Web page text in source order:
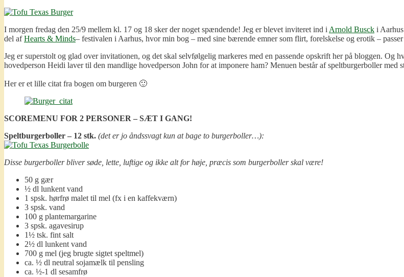
I morgen fredag den 25/9 mellem kl. 17 og 18 sker der noget spændende! Jeg er blevet inviteret ind i Arnold Busck i
del afHearts & Minds– festivalen i Aarhus, hvor min bog – med sine bærende emner som flirt, forelskelse og erotik –
Jeg er superstolt og glad over invitationen, og det skal selvfølgelig markeres med en passende opskrift her på bloggen. Og
hovedperson Heidi laver til den mandlige hovedperson John for at imponere ham? Menuen består af speltburgerboller med
Her er et lille citat fra bogen om burgeren 🙂
SCOREMENU FOR 2 PERSONER – SÆT I GANG!
Speltburgerboller – 12 stk. (det er jo åndssvagt kun at bage to burgerboller…):
Disse burgerboller bliver søde, lette, luftige og ikke alt for høje, præcis som burgerboller skal være!
50 g gær
½ dl lunkent vand
1 spsk. hørfrø malet til mel (fx i en kaffekværn)
3 spsk. vand
100 g plantemargarine
3 spsk. agavesirup
1½ tsk. fint salt
2½ dl lunkent vand
700 g mel (jeg brugte sigtet speltmel)
ca. ½ dl neutral sojamælk til pensling
ca. ½-1 dl sesamfrø